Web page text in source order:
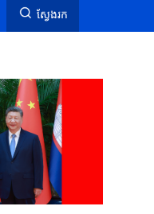
ស្វែងរក